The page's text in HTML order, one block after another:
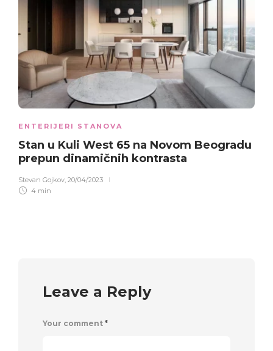
ENTERIJERI STANOVA
Stan u Kuli West 65 na Novom Beogradu
prepun dinamičnih kontrasta
Stevan Gojkov 20/04/2023
4 min
Leave a Reply
Your comment *